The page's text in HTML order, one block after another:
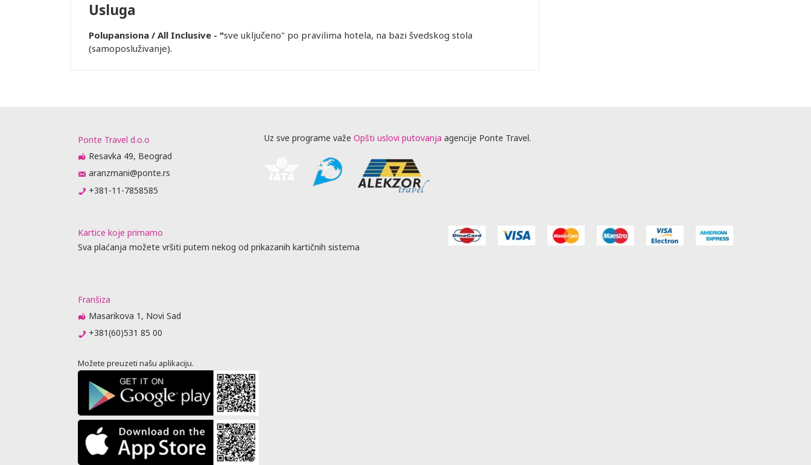
Usluga
Polupansiona / All Inclusive - "sve uključeno" po pravilima hotela, na bazi švedskog stola
(samoposluživanje).
Ponte Travel d.o.o
Resavka 49, Beograd
aranzmani@ponte.rs
+381-11-7858585
Uz sve programe važe Opšti uslovi putovanja agencije Ponte Travel.
Kartice koje primamo
Sva plaćanja možete vršiti putem nekog od prikazanih kartičnih sistema
Franšiza
Masarikova 1, Novi Sad
+381(60)531 85 00
Možete preuzeti našu aplikaciju.